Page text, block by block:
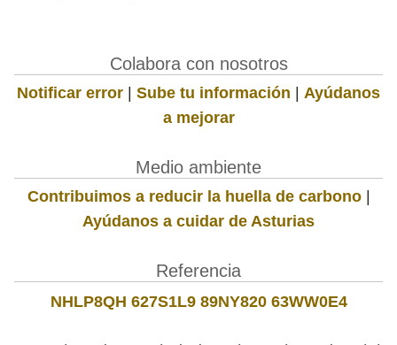
Colabora con nosotros
Notificar error | Sube tu información | Ayúdanos
a mejorar
Medio ambiente
Contribuimos a reducir la huella de carbono|
Ayúdanos a cuidar de Asturias
Referencia
NHLP8QH 627S1L9 89NY820 63WW0E4